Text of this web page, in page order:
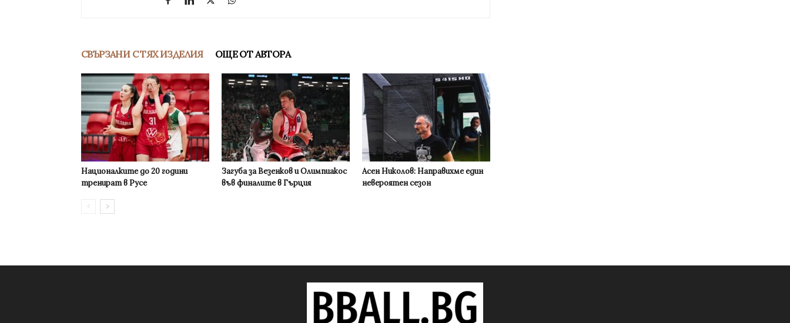
СВЪРЗАНИ С ТЯХ ИЗДЕЛИЯ ОЩЕ ОТ АВТОРА
Националките до 20 години
тренират в Русе
Загуба за Везенков и Олимпиакос
във финалите в Гърция
Асен Николов: Направихме един
невероятен сезон